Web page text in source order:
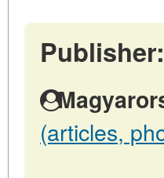
Publisher:
(articles,